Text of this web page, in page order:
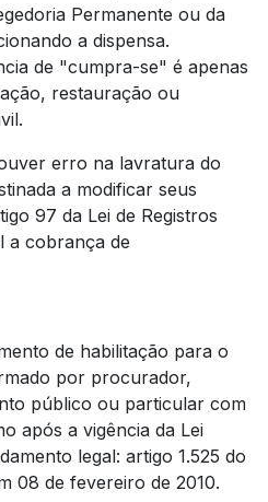
Permanente ou da
a dispensa.
de "cumpra-se" é apenas
restauração ou
erro na lavratura do
a modificar seus
97 da Lei de Registros
a cobrança de
de habilitação para o
por procurador,
público ou particular com
após a vigência da Lei
legal: artigo 1.525 do
08 de fevereiro de 2010.